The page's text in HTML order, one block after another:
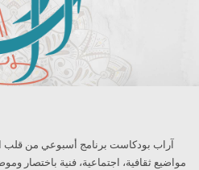
آراب بودكاست برنامج أسبوعي من قلب
مواضيع ثقافية، اجتماعية، فنية باختصار